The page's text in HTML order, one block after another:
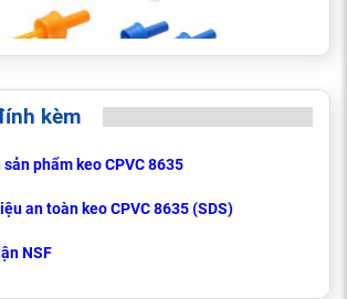
Dụng Keo Dán Ống CPVC 8635
ống và phụ kiện
giũa vát thành ống một góc xiên 10
kèm
phẩm keo CPVC 8635
an toàn keo CPVC 8635 (SDS)
NSF